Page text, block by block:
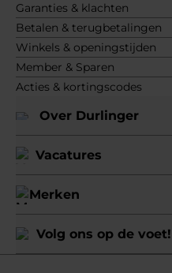
Garanties & klachten
Betalen & terugbetalingen
Winkels & openingstijden
Member & Sparen
Acties & kortingscodes
Over Durlinger
Vacatures
Merken
Volg ons op de voet!